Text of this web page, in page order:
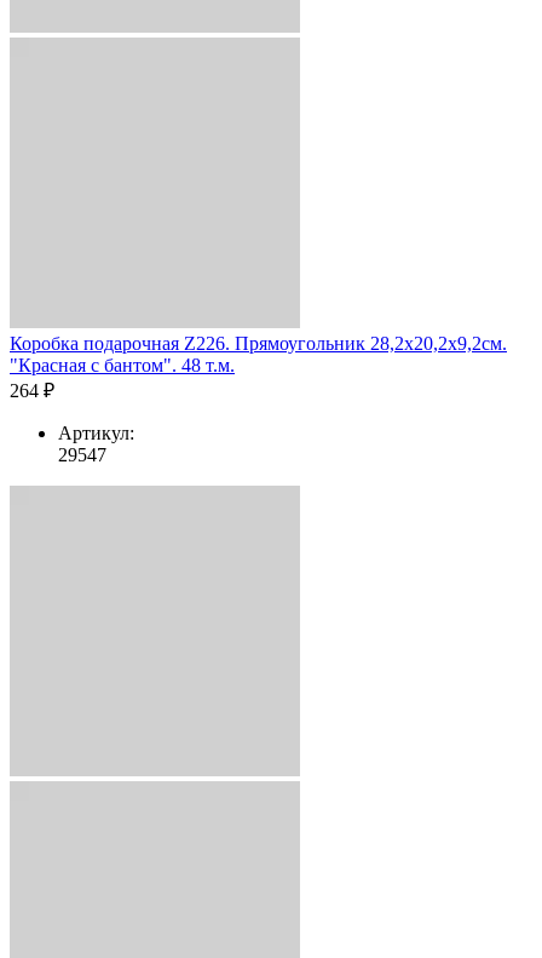
Коробка подарочная Z226. Прямоугольник 28,2х20,2х9,2см.
"Красная с бантом". 48 т.м.
264 ₽
Артикул:
29547